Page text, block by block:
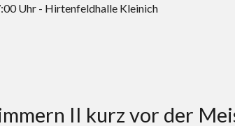
Uhr - Hirtenfeldhalle Kleinich
II kurz vor der